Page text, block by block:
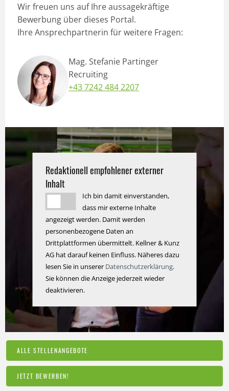
Wir freuen uns auf Ihre aussagekräftige
Bewerbung über dieses Portal.
Ihre Ansprechpartnerin für weitere Fragen:
Mag. Stefanie Partinger
Recruiting
+43 7242 484 2207
Redaktionell empfohlener externer
Inhalt
Ich bin damit einverstanden,
dass mir externe Inhalte
angezeigt werden. Damit werden
personenbezogene Daten an
Drittplattformen übermittelt. Kellner & Kunz
AG hat darauf keinen Einfluss. Näheres dazu
lesen Sie in unserer Datenschutzerklärung.
Sie können die Anzeige jederzeit wieder
deaktivieren.
ALLE STELLENANGEBOTE
JETZT BEWERBEN!